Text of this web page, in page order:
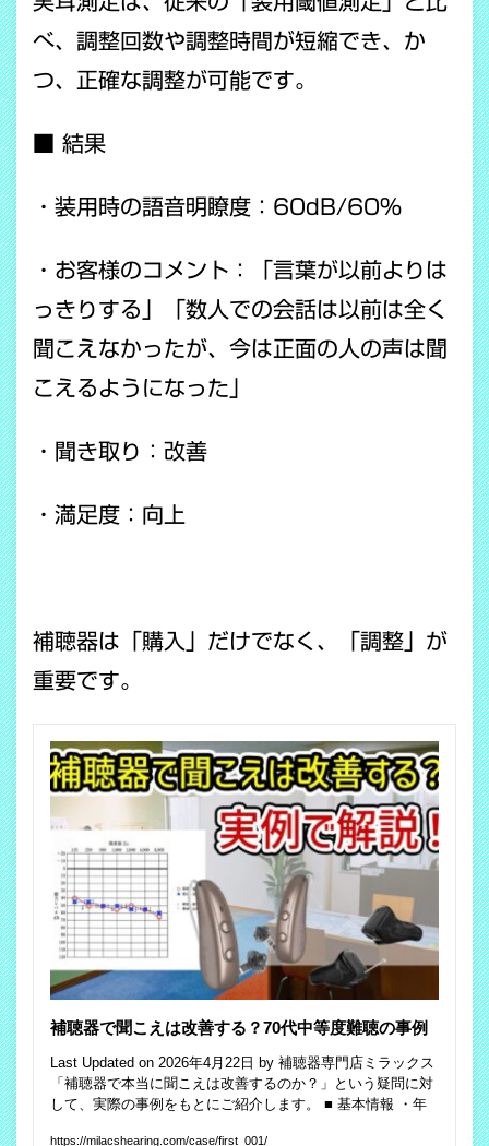
べ、調整回数や調整時間が短縮でき、か
つ、正確な調整が可能です。
■ 結果
・装用時の語音明瞭度：60dB/60%
・お客様のコメント：「言葉が以前よりは
っきりする」「数人での会話は以前は全く
聞こえなかったが、今は正面の人の声は聞
こえるようになった」
・聞き取り：改善
・満足度：向上
補聴器は「購入」だけでなく、「調整」が
重要です。